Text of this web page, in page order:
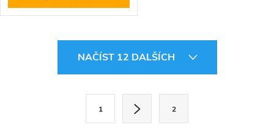
NAČÍST 12 DALŠÍCH
1 2